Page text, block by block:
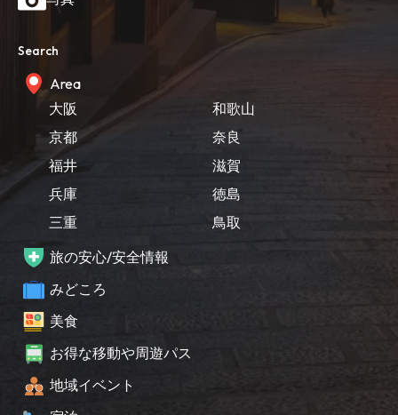
Search
Area
大阪
京都
福井
兵庫
三重
和歌山
奈良
滋賀
徳島
鳥取
旅の安心/安全情報
みどころ
美食
お得な移動や周遊パス
地域イベント